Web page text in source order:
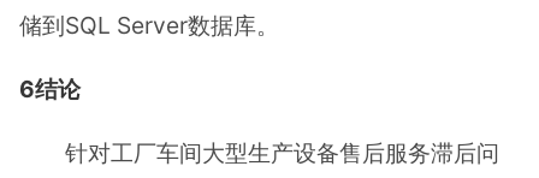
储到SQL Server数据库。
6结论
针对工厂车间大型生产设备售后服务滞后问